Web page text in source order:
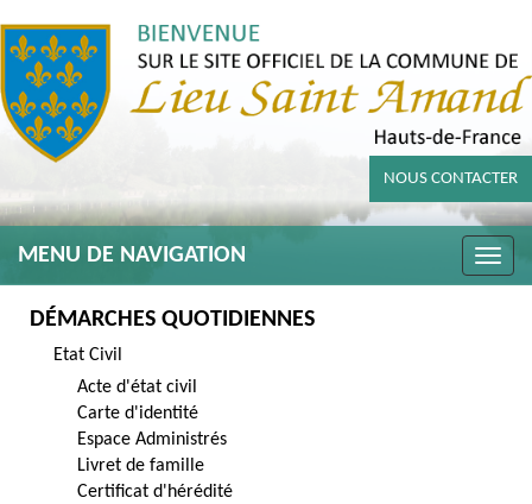
NOUS CONTACTER
Toggle
MENU DE NAVIGATION
DÉMARCHES QUOTIDIENNES
Etat Civil
Acte d'état civil
Carte d'identité
Espace Administrés
Livret de famille
Certificat d'hérédité